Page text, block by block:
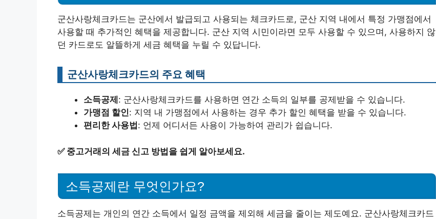
군산사랑체크카드는 군산에서 발급되고 사용되는 체크카드로, 군산 지역 내에서 특정 가맹점에서
사용할 때 추가적인 혜택을 제공합니다. 군산 지역 시민이라면 모두 사용할 수 있으며, 사용하지 않
던 카드로도 알뜰하게 세금 혜택을 누릴 수 있답니다.
군산사랑체크카드의 주요 혜택
소득공제 : 군산사랑체크카드를 사용하면 연간 소득의 일부를 공제받을 수 있습니다.
가맹점 할인: 지역 내 가맹점에서 사용하는 경우 추가 할인 혜택을 받을 수 있습니다.
편리한 사용법 : 언제 어디서든 사용이 가능하여 관리가 쉽습니다.
✅ 중고거래의 세금 신고 방법을 쉽게 알아보세요.
소득공제란 무엇인가요?
소득공제는 개인의 연간 소득에서 일정 금액을 제외해 세금을 줄이는 제도예요. 군산사랑체크카드